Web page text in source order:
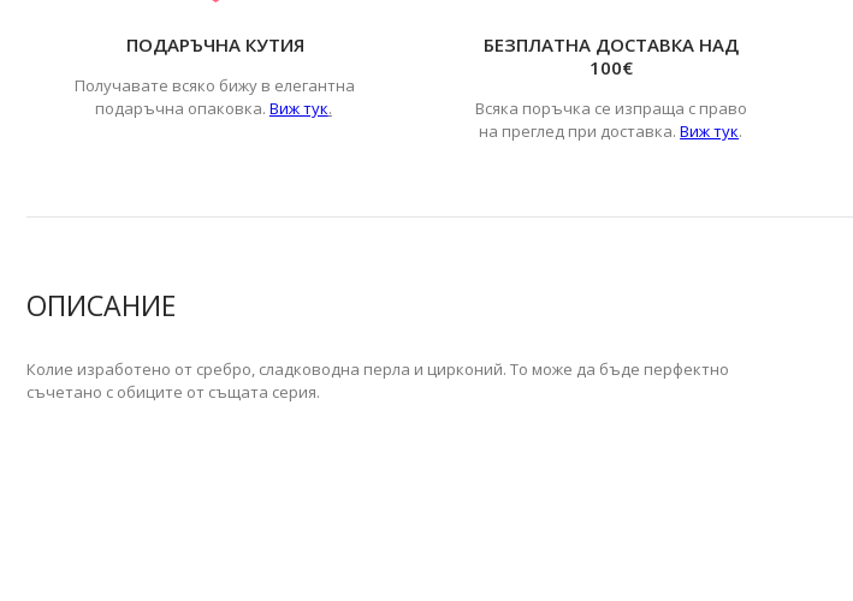
ПОДАРЪЧНА КУТИЯ
Получавате всяко бижу в елегантна
подаръчна опаковка. Виж тук.
БЕЗПЛАТНА ДОСТАВКА НАД
100€
Всяка поръчка се изпраща с право
на преглед при доставка.Виж тук.
ОПИСАНИЕ
Колие изработено от сребро, сладководна перла и цирконий. То може да бъде перфектно
съчетано с обиците от същата серия.